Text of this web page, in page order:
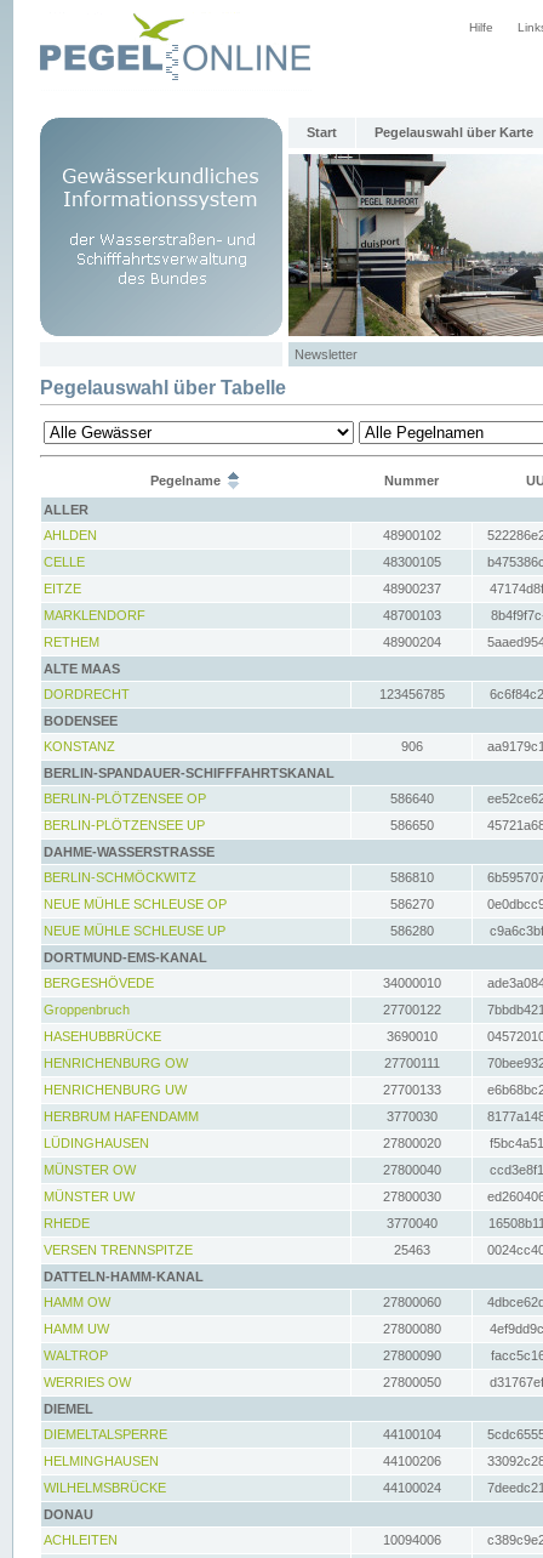
Hilfe
Start Pegelauswahl über Karte
Newsletter
Pegelauswahl über Tabelle
Pegelname Nummer
ALLER
AHLDEN
48900102
CELLE
48300105
EITZE
48900237
MARKLENDORF
48700103
RETHEM
48900204
ALTE MAAS
DORDRECHT
123456785
BODENSEE
KONSTANZ
906
BERLIN-SPANDAUER-SCHIFFFAHRTSKANAL
BERLIN-PLÖTZENSEE OP
586640
BERLIN-PLÖTZENSEE UP
586650
DAHME-WASSERSTRASSE
BERLIN-SCHMÖCKWITZ
586810
NEUE MÜHLE SCHLEUSE OP
586270
NEUE MÜHLE SCHLEUSE UP
586280
DORTMUND-EMS-KANAL
BERGESHÖVEDE
34000010
Groppenbruch
27700122
HASEHUBBRÜCKE
3690010
HENRICHENBURG OW
27700111
HENRICHENBURG UW
27700133
HERBRUM HAFENDAMM
3770030
LÜDINGHAUSEN
27800020
MÜNSTER OW
27800040
MÜNSTER UW
27800030
RHEDE
3770040
VERSEN TRENNSPITZE
25463
DATTELN-HAMM-KANAL
HAMM OW
27800060
HAMM UW
27800080
WALTROP
27800090
WERRIES OW
27800050
DIEMEL
DIEMELTALSPERRE
44100104
HELMINGHAUSEN
44100206
WILHELMSBRÜCKE
44100024
DONAU
ACHLEITEN
10094006